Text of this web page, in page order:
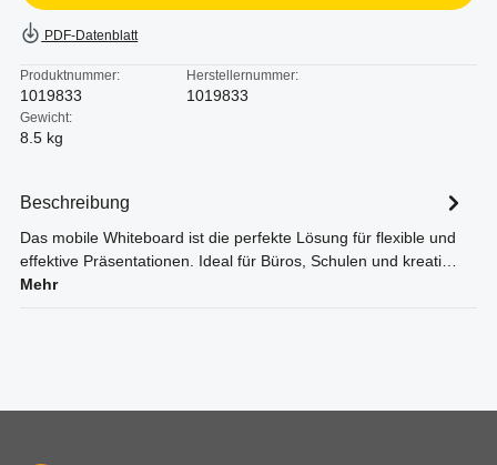
PDF-Datenblatt
Produktnummer:
1019833
Herstellernummer:
1019833
Gewicht:
8.5 kg
Beschreibung
Das mobile Whiteboard ist die perfekte Lösung für flexible und
effektive Präsentationen. Ideal für Büros, Schulen und kreati…
Mehr